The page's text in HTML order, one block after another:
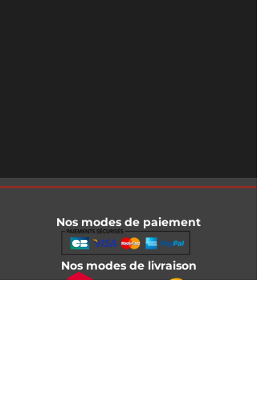
Nos modes de paiement
Nos modes de livraison